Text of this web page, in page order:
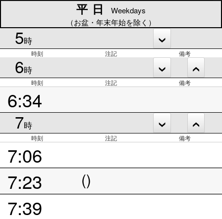
平日
Weekdays
（お盆・年末年始を除く）
5時
時刻 注記 備考
6時
時刻 注記 備考
6:34
7時
時刻 注記 備考
7:06
7:23
()
7:39